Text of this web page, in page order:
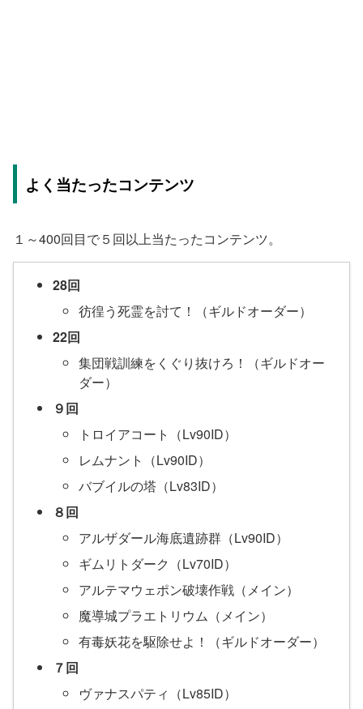
よく当たったコンテンツ
１～400回目で５回以上当たったコンテンツ。
28回
彷徨う死霊を討て！（ギルドオーダー）
22回
集団戦訓練をくぐり抜けろ！（ギルドオー
ダー）
９回
トロイアコート（Lv90ID）
レムナント（Lv90ID）
バブイルの塔（Lv83ID）
８回
アルザダール海底遺跡群（Lv90ID）
ギムリトダーク（Lv70ID）
アルテマウェポン破壊作戦（メイン）
魔導城プラエトリウム（メイン）
有毒妖花を駆除せよ！（ギルドオーダー）
７回
ヴァナスパティ（Lv85ID）